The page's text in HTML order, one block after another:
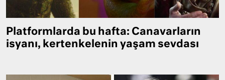
Platformlarda bu hafta: Canavarların
isyanı, kertenkelenin yaşam sevdası